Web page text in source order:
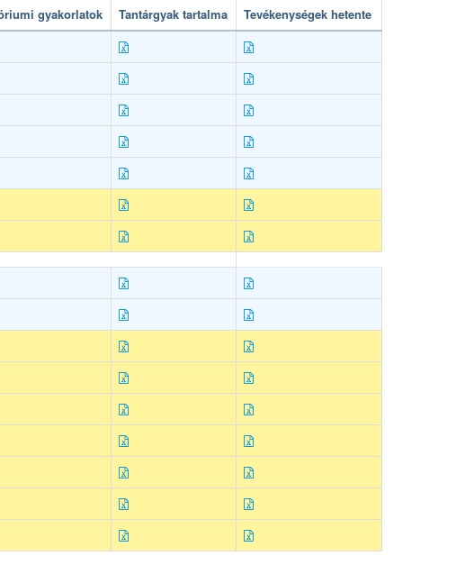
gyakorlatok Tantárgyak tartalma
Tevékenységek hetente